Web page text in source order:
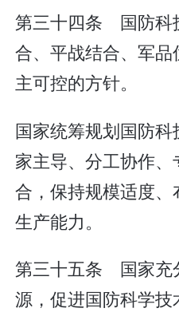
第三十四条 国防科
合、平战结合、军
主可控的方针。
国家统筹规划国防
家主导、分工协作
合，保持规模适度
生产能力。
第三十五条 国家充
源，促进国防科学